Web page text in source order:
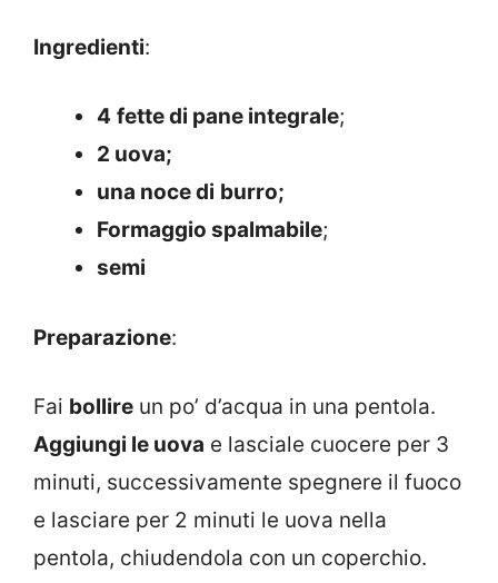
Ingredienti:
4 fette di pane integrale;
2 uova;
una noce di burro;
Formaggio spalmabile;
semi
Preparazione:
Fai bollire un po’ d’acqua in una pentola.
Aggiungi le uova e lasciale cuocere per 3
minuti, successivamente spegnere il fuoco
e lasciare per 2 minuti le uova nella
pentola, chiudendola con un coperchio.